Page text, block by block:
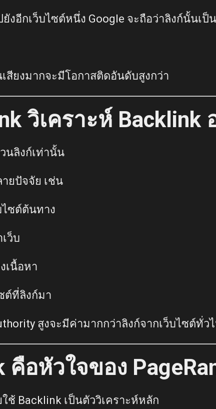
งอีกเว็บไซต์หนึ่ง Google จะถือว่าลิงก์นั้นเป็น
สียงมากจะมีโอกาสติดอันดับสูงกว่า
วิเคราะห์ Backlink
นลิงก์เท่านั้น
ยปัจจัย เช่น
ไซต์ต้นทาง
ว็บ
เนื้อหา
ต์ที่ลิงก์มา
สูงจะมีค่ามากกว่าลิงก์จากเว็บไซต์ทั่ว
คือหัวใจของ
ช้ Backlink เป็นตัววิเคราะห์หลัก